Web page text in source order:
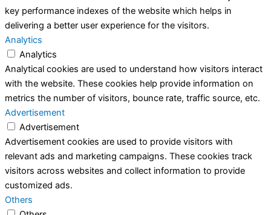
key performance indexes of the website which helps in
delivering a better user experience for the visitors.
Analytics
Analytics
Analytical cookies are used to understand how visitors interact
with the website. These cookies help provide information on
metrics the number of visitors, bounce rate, traffic source, etc.
Advertisement
Advertisement
Advertisement cookies are used to provide visitors with
relevant ads and marketing campaigns. These cookies track
visitors across websites and collect information to provide
customized ads.
Others